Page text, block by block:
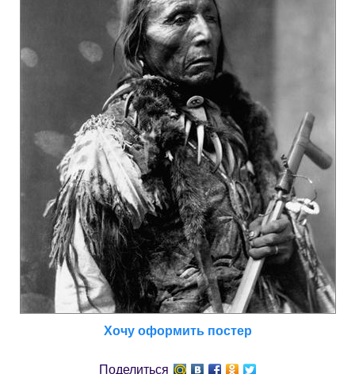
Хочу оформить постер
Поделиться